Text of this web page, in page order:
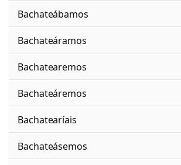
Bachateábamos
Bachateáramos
Bachatearemos
Bachateáremos
Bachatearíais
Bachateásemos